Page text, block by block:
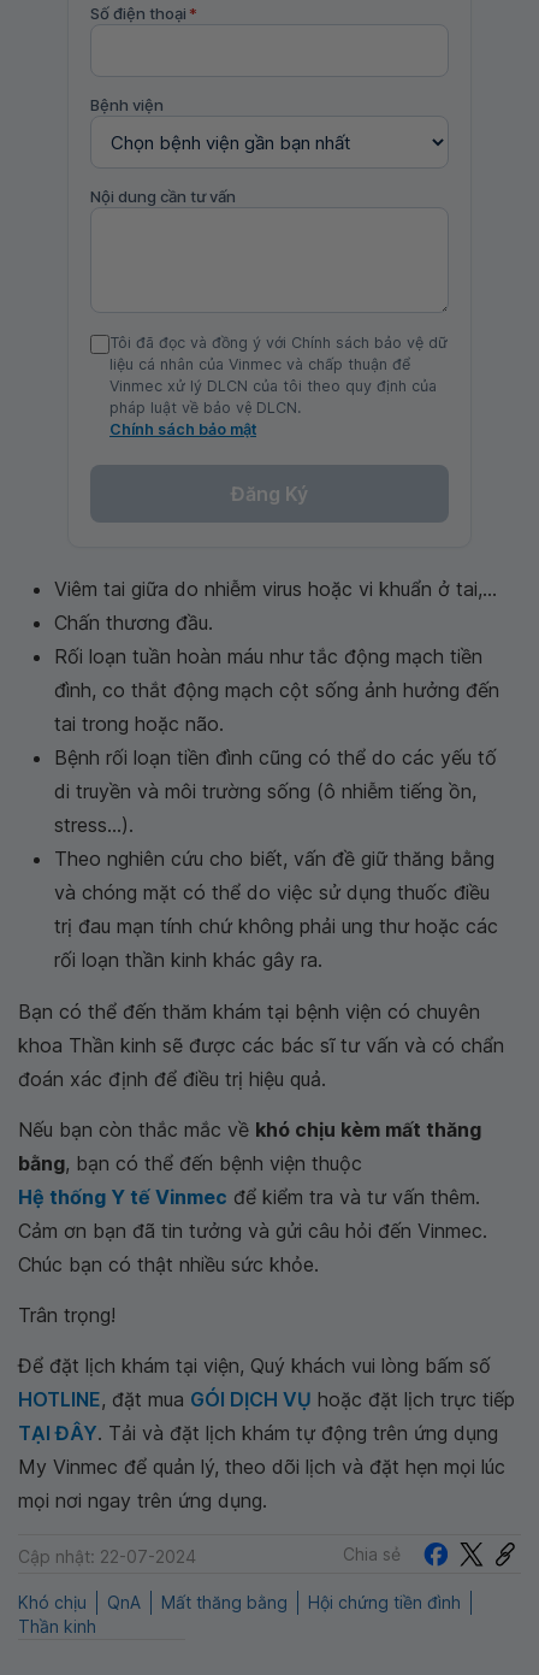
Số điện thoại *
Bệnh viện
Nội dung cần tư vấn
Tôi đã đọc và đồng ý với Chính sách bảo vệ dữ
liệu cá nhân của Vinmec và chấp thuận để
Vinmec xử lý DLCN của tôi theo quy định của
pháp luật về bảo vệ DLCN.
Chính sách bảo mật
Đăng Ký
Viêm tai giữa do nhiễm virus hoặc vi khuẩn ở tai,...
Chấn thương đầu.
Rối loạn tuần hoàn máu như tắc động mạch tiền
đình, co thắt động mạch cột sống ảnh hưởng đến
tai trong hoặc não.
Bệnh rối loạn tiền đình cũng có thể do các yếu tố
di truyền và môi trường sống (ô nhiễm tiếng ồn,
stress...).
Theo nghiên cứu cho biết, vấn đề giữ thăng bằng
và chóng mặt có thể do việc sử dụng thuốc điều
trị đau mạn tính chứ không phải ung thư hoặc các
rối loạn thần kinh khác gây ra.
Bạn có thể đến thăm khám tại bệnh viện có chuyên
khoa Thần kinh sẽ được các bác sĩ tư vấn và có chẩn
đoán xác định để điều trị hiệu quả.
Nếu bạn còn thắc mắc về khó chịu kèm mất thăng
bằng, bạn có thể đến bệnh viện thuộc
Hệ thống Y tế Vinmec để kiểm tra và tư vấn thêm.
Cảm ơn bạn đã tin tưởng và gửi câu hỏi đến Vinmec.
Chúc bạn có thật nhiều sức khỏe.
Trân trọng!
Để đặt lịch khám tại viện, Quý khách vui lòng bấm số
HOTLINE, đặt mua GÓI DỊCH VỤ hoặc đặt lịch trực tiếp
TẠI ĐÂY. Tải và đặt lịch khám tự động trên ứng dụng
My Vinmec để quản lý, theo dõi lịch và đặt hẹn mọi lúc
mọi nơi ngay trên ứng dụng.
Cập nhật: 22-07-2024 Chia sẻ
Khó chịu QnA Mất thăng bằng
Hội chứng tiền đình
Thần kinh